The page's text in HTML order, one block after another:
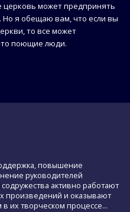
церковь может предпринять
я обещаю вам, что если вы
то все может
поющие люди.
повышение
руководителей
активно работают
произведений и оказывают
их творческом процессе...